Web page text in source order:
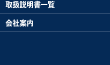
取扱説明書一覧
会社案内